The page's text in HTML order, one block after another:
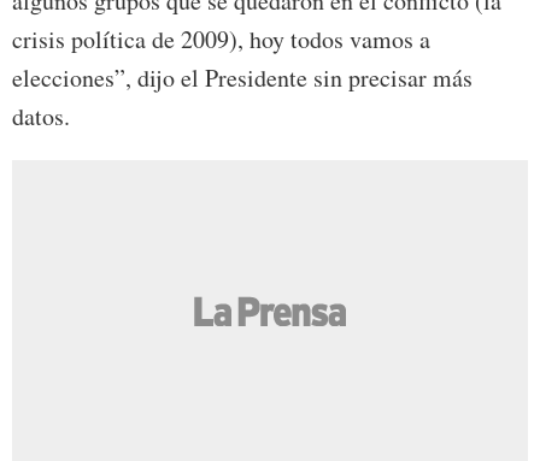
crisis política de 2009), hoy todos vamos a
elecciones”, dijo el Presidente sin precisar más
datos.